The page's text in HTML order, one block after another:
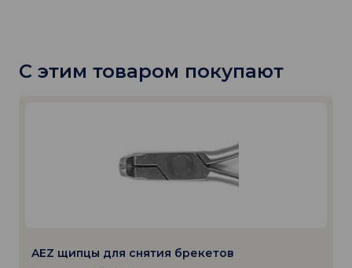
С этим товаром покупают
AEZ щипцы для снятия брекетов